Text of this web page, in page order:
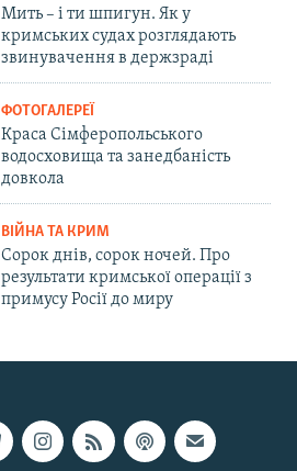
Мить – і ти шпигун. Як у
кримських судах розглядають
звинувачення в держзраді
ФОТОГАЛЕРЕЇ
Краса Сімферопольського
водосховища та занедбаність
довкола
ВІЙНА ТА КРИМ
Сорок днів, сорок ночей. Про
результати кримської операції з
примусу Росії до миру